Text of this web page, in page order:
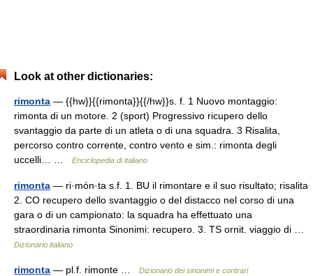
Look at other dictionaries:
rimonta — {{hw}}{{rimonta}}{{/hw}}s. f. 1 Nuovo montaggio:
rimonta di un motore. 2 (sport) Progressivo ricupero dello
svantaggio da parte di un atleta o di una squadra. 3 Risalita,
percorso contro corrente, contro vento e sim.: rimonta degli
uccelli… …
Enciclopedia di italiano
rimonta — ri·món·ta s.f. 1. BU il rimontare e il suo risultato; risalita
2. CO recupero dello svantaggio o del distacco nel corso di una
gara o di un campionato: la squadra ha effettuato una
straordinaria rimonta Sinonimi: recupero. 3. TS ornit. viaggio di …
Dizionario italiano
rimonta — pl.f. rimonte … Dizionario dei sinonimi e contrari